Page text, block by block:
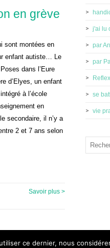
en grève
sont montées en
enfant autiste… Le
dans l’Eure
d’Elyes, un enfant
à l’école
en
secondaire, il n’y a
2 et 7 ans selon
Savoir plus >
j'ai lu
par
par
se
vie
ce dernier, nous